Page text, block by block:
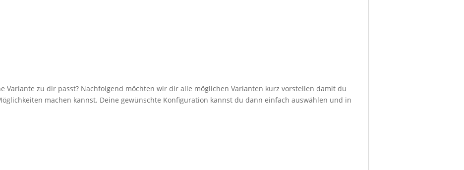
Variante zu dir passt? Nachfolgend möchten wir dir alle möglichen Varianten kurz vorstellen damit du
machen kannst. Deine gewünschte Konfiguration kannst du dann einfach auswählen und in